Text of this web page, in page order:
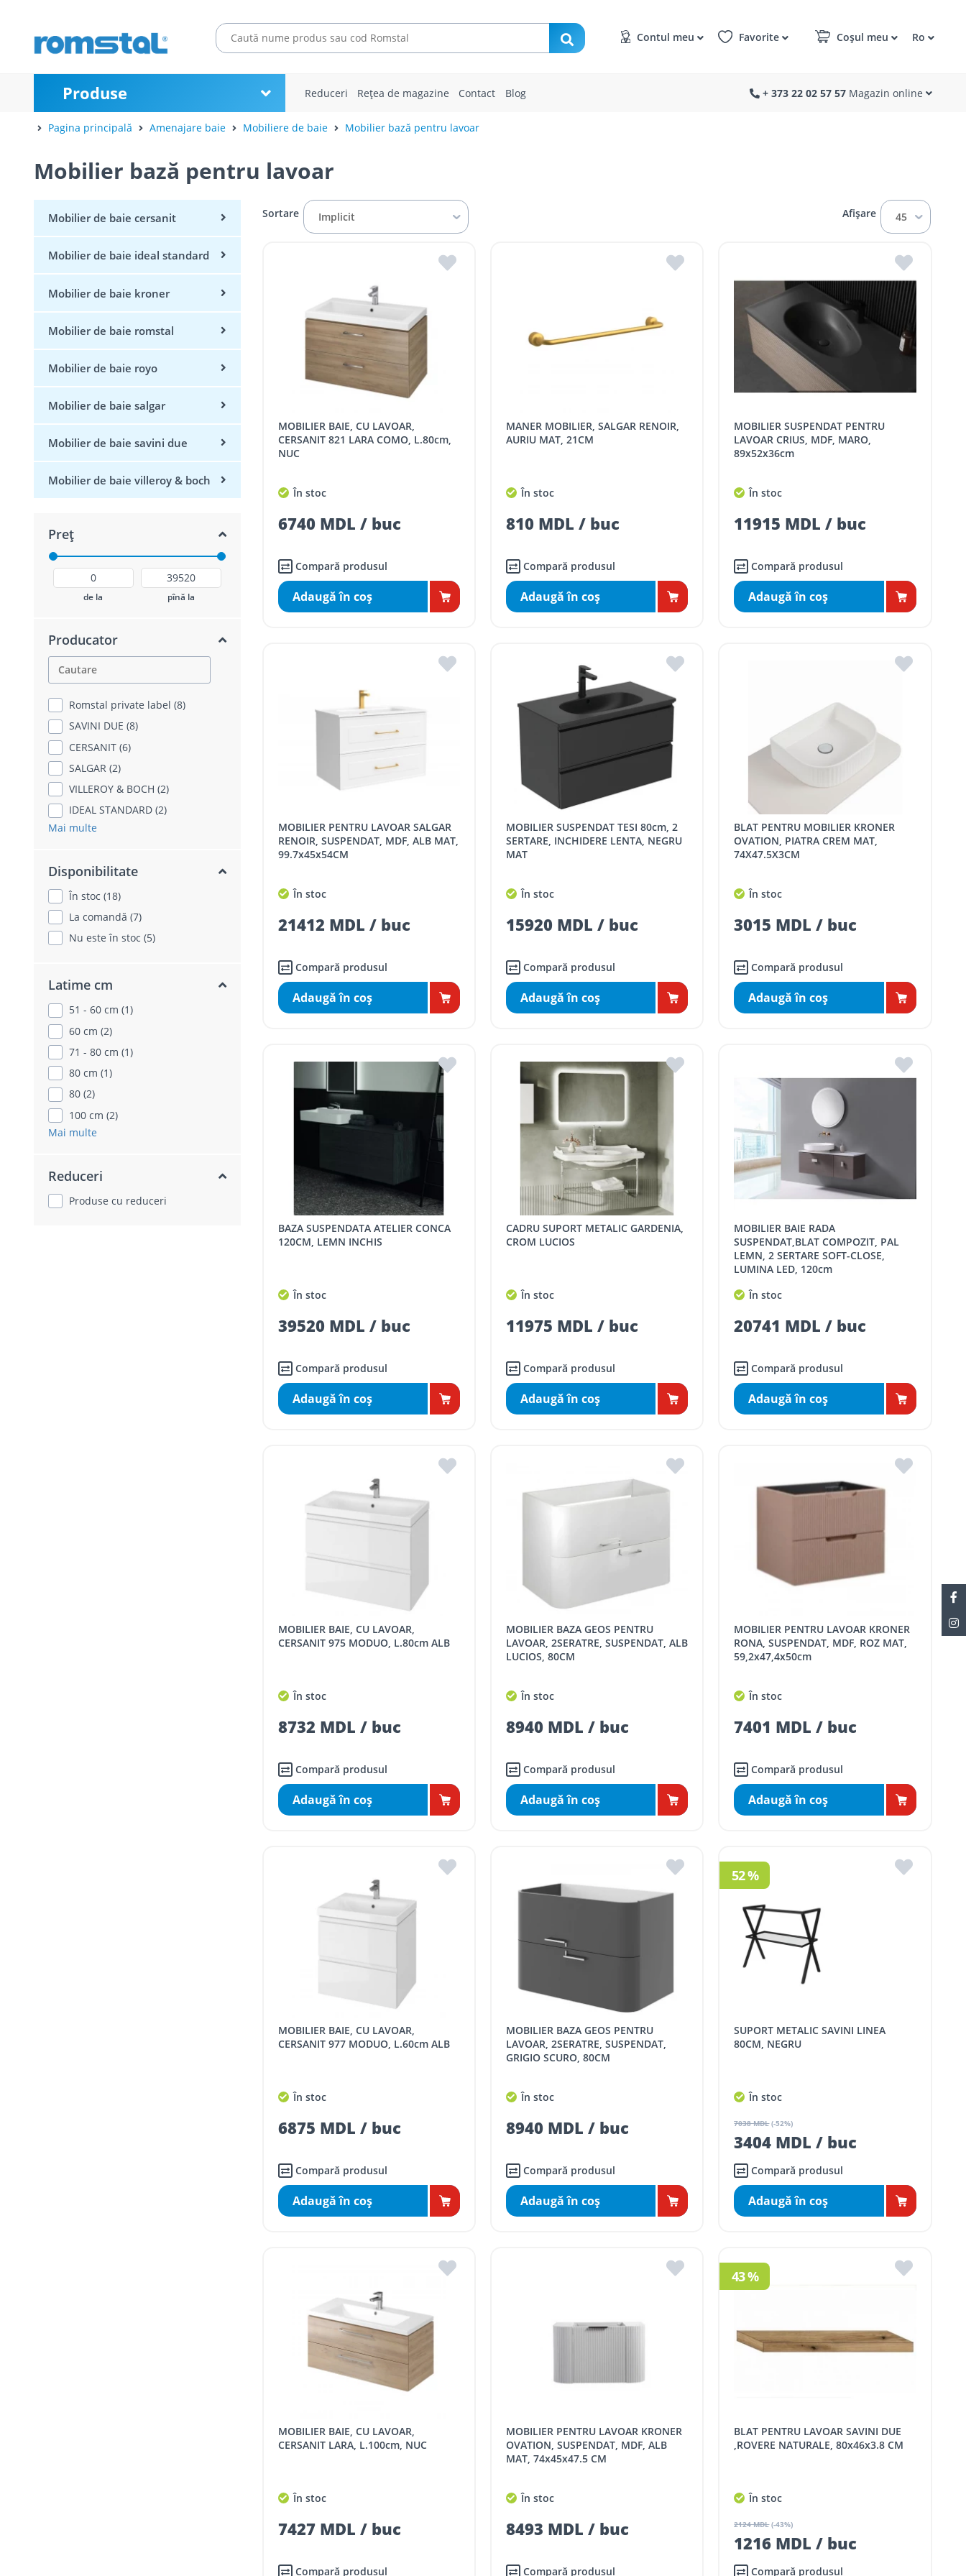
Contul meu Favorite Coșul meu Ro
Produse Reduceri Rețea de magazine Contact Blog + 373 22 02 57 57 Magazin online
Pagina principală Amenajare baie Mobiliere de baie Mobilier bază pentru lavoar
Mobilier bază pentru lavoar
Mobilier de baie cersanit
Mobilier de baie ideal standard
Mobilier de baie kroner
Mobilier de baie romstal
Mobilier de baie royo
Mobilier de baie salgar
Mobilier de baie savini due
Mobilier de baie villeroy & boch
Preț
de la pînă la
Producator
Romstal private label (8)
SAVINI DUE (8)
CERSANIT (6)
SALGAR (2)
VILLEROY & BOCH (2)
IDEAL STANDARD (2)
Mai multe
Disponibilitate
În stoc (18)
La comandă (7)
Nu este în stoc (5)
Latime cm
51 - 60 cm (1)
60 cm (2)
71 - 80 cm (1)
80 cm (1)
80 (2)
100 cm (2)
Mai multe
Reduceri
Produse cu reduceri
Sortare Implicit Afișare 45
MOBILIER BAIE, CU LAVOAR,
CERSANIT 821 LARA COMO, L.80cm,
NUC
În stoc
6740 MDL / buc
Compară produsul
Adaugă în coş
MANER MOBILIER, SALGAR RENOIR,
AURIU MAT, 21CM
În stoc
810 MDL / buc
Compară produsul
Adaugă în coş
MOBILIER SUSPENDAT PENTRU
LAVOAR CRIUS, MDF, MARO,
89x52x36cm
În stoc
11915 MDL / buc
Compară produsul
Adaugă în coş
MOBILIER PENTRU LAVOAR SALGAR
RENOIR, SUSPENDAT, MDF, ALB MAT,
99.7x45x54CM
În stoc
21412 MDL / buc
Compară produsul
Adaugă în coş
MOBILIER SUSPENDAT TESI 80cm, 2
SERTARE, INCHIDERE LENTA, NEGRU
MAT
În stoc
15920 MDL / buc
Compară produsul
Adaugă în coş
BLAT PENTRU MOBILIER KRONER
OVATION, PIATRA CREM MAT,
74X47.5X3CM
În stoc
3015 MDL / buc
Compară produsul
Adaugă în coş
BAZA SUSPENDATA ATELIER CONCA
120CM, LEMN INCHIS
În stoc
39520 MDL / buc
Compară produsul
Adaugă în coş
CADRU SUPORT METALIC GARDENIA,
CROM LUCIOS
În stoc
11975 MDL / buc
Compară produsul
Adaugă în coş
MOBILIER BAIE RADA
SUSPENDAT,BLAT COMPOZIT, PAL
LEMN, 2 SERTARE SOFT-CLOSE,
LUMINA LED, 120cm
În stoc
20741 MDL / buc
Compară produsul
Adaugă în coş
MOBILIER BAIE, CU LAVOAR,
CERSANIT 975 MODUO, L.80cm ALB
În stoc
8732 MDL / buc
Compară produsul
Adaugă în coş
MOBILIER BAZA GEOS PENTRU
LAVOAR, 2SERATRE, SUSPENDAT, ALB
LUCIOS, 80CM
În stoc
8940 MDL / buc
Compară produsul
Adaugă în coş
MOBILIER PENTRU LAVOAR KRONER
RONA, SUSPENDAT, MDF, ROZ MAT,
59,2x47,4x50cm
În stoc
7401 MDL / buc
Compară produsul
Adaugă în coş
MOBILIER BAIE, CU LAVOAR,
CERSANIT 977 MODUO, L.60cm ALB
În stoc
6875 MDL / buc
Compară produsul
Adaugă în coş
MOBILIER BAZA GEOS PENTRU
LAVOAR, 2SERATRE, SUSPENDAT,
GRIGIO SCURO, 80CM
În stoc
8940 MDL / buc
Compară produsul
Adaugă în coş
SUPORT METALIC SAVINI LINEA
80CM, NEGRU
În stoc
7038 MDL(-52%)
3404 MDL / buc
52 %
Compară produsul
Adaugă în coş
MOBILIER BAIE, CU LAVOAR,
CERSANIT LARA, L.100cm, NUC
În stoc
7427 MDL / buc
Compară produsul
MOBILIER PENTRU LAVOAR KRONER
OVATION, SUSPENDAT, MDF, ALB
MAT, 74x45x47.5 CM
În stoc
8493 MDL / buc
Compară produsul
BLAT PENTRU LAVOAR SAVINI DUE
,ROVERE NATURALE, 80x46x3.8 CM
În stoc
2124 MDL(-43%)
1216 MDL / buc
43 %
Compară produsul